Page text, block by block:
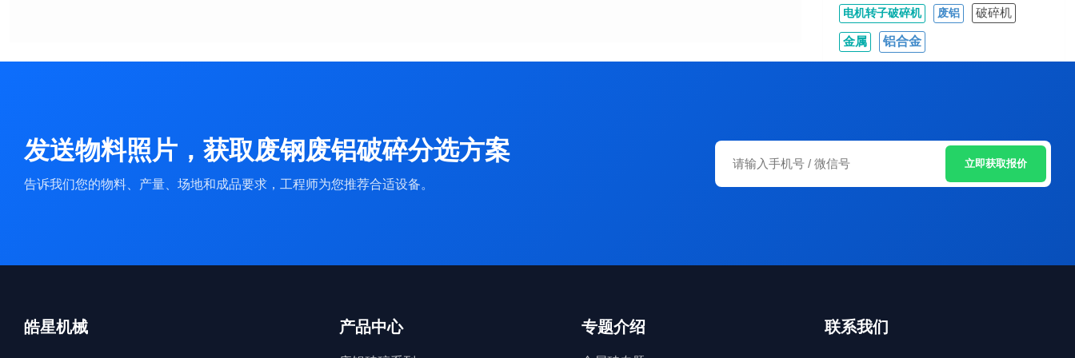
电机转子破碎机 废铝 破碎机
金属 铝合金
发送物料照片，获取废钢废铝破碎分选方案
告诉我们您的物料、产量、场地和成品要求，工程师为您推荐合适设备。
立即获取报价
皓星机械 产品中心 专题介绍 联系我们